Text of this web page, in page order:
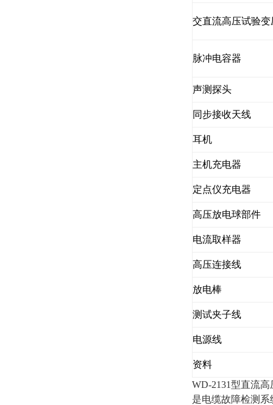
交直流高压试验变
脉冲电容器
声测探头
同步接收天线
耳机
主机充电器
定点仪充电器
高压放电球部件
电流取样器
高压连接线
放电棒
测试夹子线
电源线
资料
WD-2131型直流
是电缆故障检测